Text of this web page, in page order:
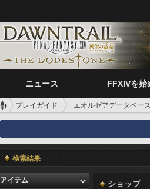
ニュース FFXIVを始
プレイガイド エオルゼアデータベース
検索結果
アイテム
ショップ